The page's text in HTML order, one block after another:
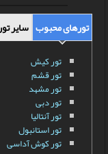
تورهای محبوب سایر
تور کیش
تور قشم
تور مشهد
تور دبی
تور آنتالیا
تور استانبول
تور کوش آداسی